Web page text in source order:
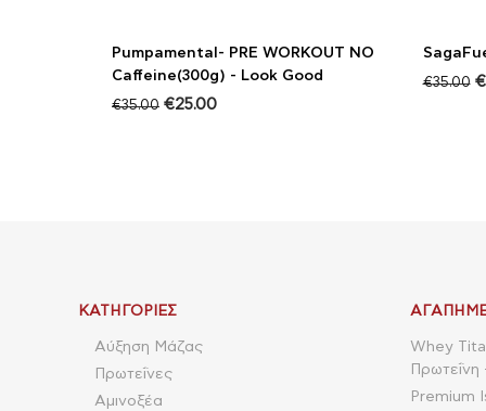
Pumpamental- PRE WORKOUT NO
Caffeine(300g) - Look Good
€35.00 €25.00
€35.00 €
ΚΑΤΗΓΟΡΊΕΣ
Αύξηση Μάζας
Πρωτεΐνες
Αμινοξέα
Whey
Premium